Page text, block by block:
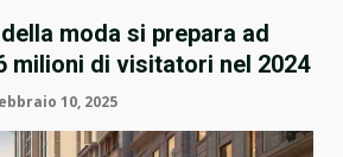
moda si prepara ad
milioni di visitatori nel 2024
10, 2025